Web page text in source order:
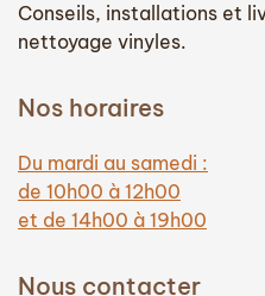
Conseils, installations et
nettoyage vinyles.
Nos horaires
Du mardi au samedi :
de 10h00 à 12h00
et de 14h00 à 19h00
Nous contacter